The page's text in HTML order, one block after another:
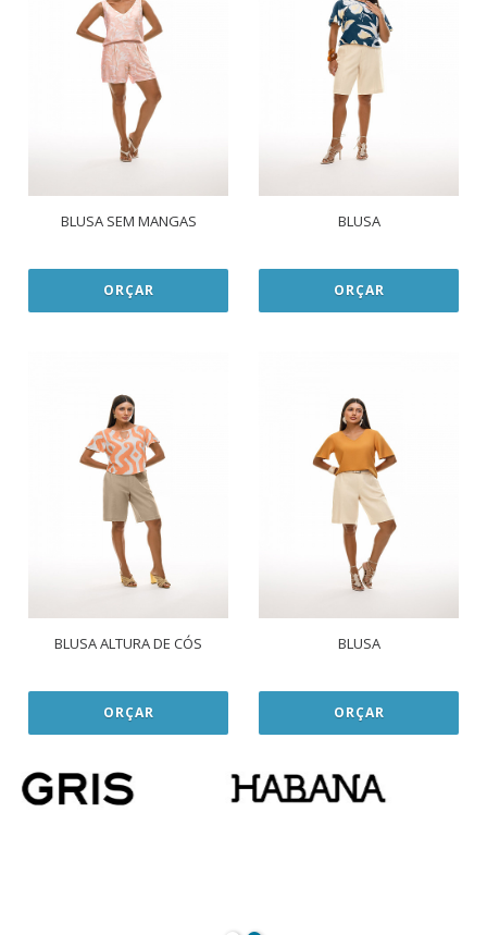
BLUSA SEM MANGAS
ORÇAR
BLUSA
ORÇAR
BLUSA ALTURA DE CÓS
ORÇAR
BLUSA
ORÇAR